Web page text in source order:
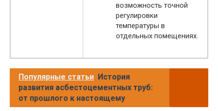
возможность точной
регулировки
температуры в
отдельных помещениях.
Популярные статьи История
развития асбестоцементных труб:
от прошлого к настоящему